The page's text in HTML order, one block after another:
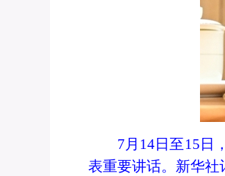
7月14日至15日
表重要讲话。新华社